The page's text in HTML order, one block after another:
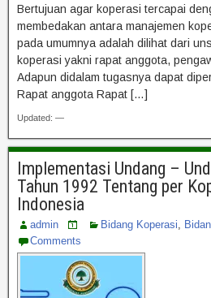
Bertujuan agar koperasi tercapai
membedakan antara manajemen
pada umumnya adalah dilihat dari
koperasi yakni rapat anggota,
Adapun didalam tugasnya dapat
Rapat anggota Rapat […]
Updated: —
Implementasi Undang –
Tahun 1992 Tentang per
Indonesia
admin Bidang Koperasi,
Comments